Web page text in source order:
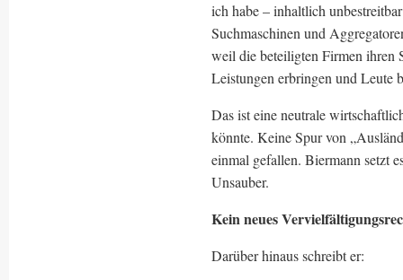
ich habe – inhaltlich
Suchmaschinen und
weil die beteiligten Firmen ihren
Leistungen erbringen und Leute
Das ist eine neutrale
könnte. Keine Spur von
einmal gefallen. Biermann setzt
Unsauber.
Kein neues
Darüber hinaus schreibt er: